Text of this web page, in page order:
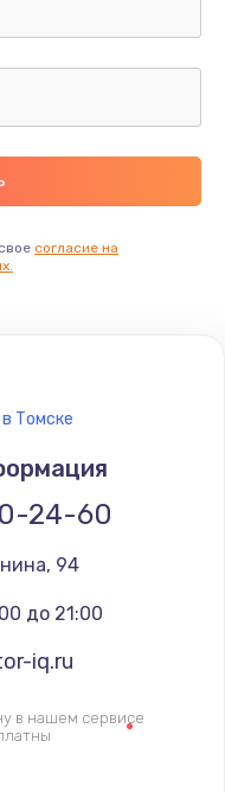
согласие на
Томске
24-60
94
до 21:00
iq.ru
в нашем сервисе